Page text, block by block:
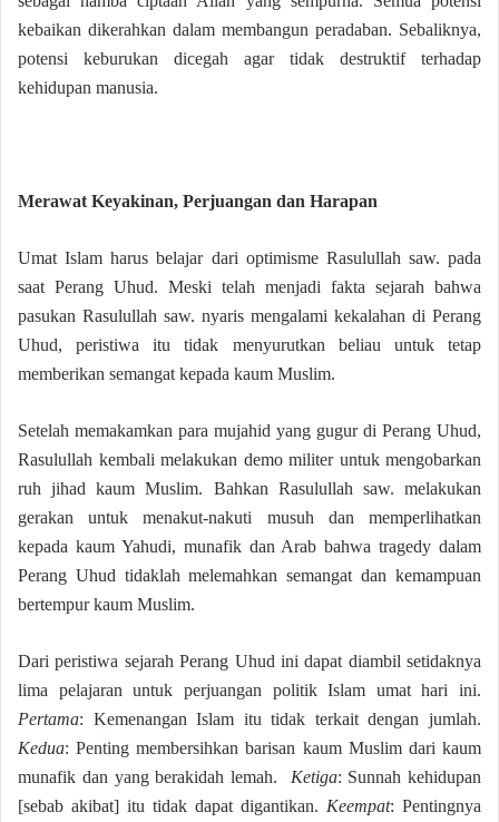
kebaikan dikerahkan dalam membangun peradaban. Sebaliknya,
potensi keburukan dicegah agar tidak destruktif terhadap
kehidupan manusia.
Merawat Keyakinan, Perjuangan dan Harapan
Umat Islam harus belajar dari optimisme Rasulullah saw. pada
saat Perang Uhud. Meski telah menjadi fakta sejarah bahwa
pasukan Rasulullah saw. nyaris mengalami kekalahan di Perang
Uhud, peristiwa itu tidak menyurutkan beliau untuk tetap
memberikan semangat kepada kaum Muslim.
Setelah memakamkan para mujahid yang gugur di Perang Uhud,
Rasulullah kembali melakukan demo militer untuk mengobarkan
ruh jihad kaum Muslim. Bahkan Rasulullah saw. melakukan
gerakan untuk menakut-nakuti musuh dan memperlihatkan
kepada kaum Yahudi, munafik dan Arab bahwa tragedy dalam
Perang Uhud tidaklah melemahkan semangat dan kemampuan
bertempur kaum Muslim.
Dari peristiwa sejarah Perang Uhud ini dapat diambil setidaknya
lima pelajaran untuk perjuangan politik Islam umat hari ini.
Pertama: Kemenangan Islam itu tidak terkait dengan jumlah.
Kedua: Penting membersihkan barisan kaum Muslim dari kaum
munafik dan yang berakidah lemah. Ketiga: Sunnah kehidupan
[sebab akibat] itu tidak dapat digantikan. Keempat: Pentingnya